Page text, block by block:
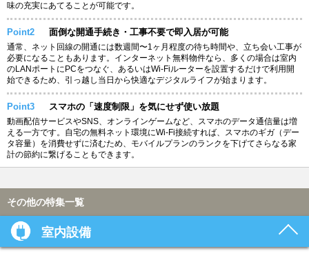
味の充実にあてることが可能です。
Point2 面倒な開通手続き・工事不要で即入居が可能
通常、ネット回線の開通には数週間〜1ヶ月程度の待ち時間や、立ち会い工事が
必要になることもあります。インターネット無料物件なら、多くの場合は室内
のLANポートにPCをつなぐ、あるいはWi-Fiルーターを設置するだけで利用開
始できるため、引っ越し当日から快適なデジタルライフが始まります。
Point3 スマホの「速度制限」を気にせず使い放題
動画配信サービスやSNS、オンラインゲームなど、スマホのデータ通信量は増
える一方です。自宅の無料ネット環境にWi-Fi接続すれば、スマホのギガ（デー
タ容量）を消費せずに済むため、モバイルプランのランクを下げてさらなる家
計の節約に繋げることもできます。
その他の特集一覧
室内設備